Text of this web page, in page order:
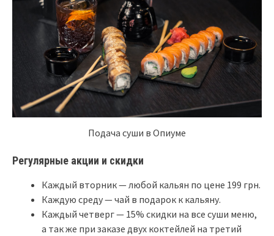
Подача суши в Опиуме
Регулярные акции и скидки
Каждый вторник — любой кальян по цене 199 грн.
Каждую среду — чай в подарок к кальяну.
Каждый четверг — 15% скидки на все суши меню,
а так же при заказе двух коктейлей на третий